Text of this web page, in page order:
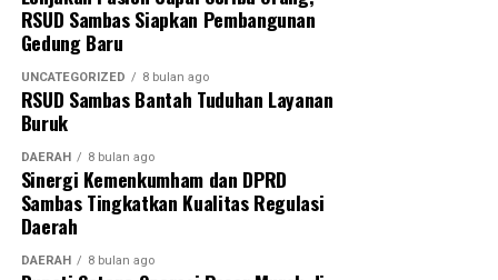
RSUD Sambas Siapkan Pembangunan
Gedung Baru
UNCATEGORIZED 8 bulan ago
RSUD Sambas Bantah Tuduhan Layanan
Buruk
DAERAH 8 bulan ago
Sinergi Kemenkumham dan DPRD
Sambas Tingkatkan Kualitas Regulasi
Daerah
DAERAH 8 bulan ago